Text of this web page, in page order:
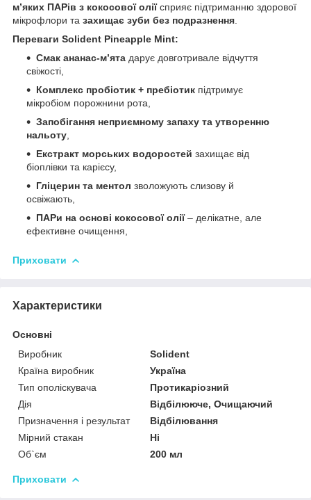
м’яких ПАРів з кокосової оліїсприяє підтриманню здорової
мікрофлори та захищає зуби без подразнення
Переваги Solident Pineapple Mint:
Смак ананас-м’ята дарує довготривале відчуття
свіжості,
Комплекс пробіотик + пребіотик підтримує
мікробіом порожнини рота,
Запобігання неприємному запаху та утворенню
нальоту
Екстракт морських водоростей захищає від
біоплівки та карієсу,
Гліцерин та ментол зволожують слизову й
освіжають,
ПАРи на основі кокосової олії– делікатне, але
ефективне очищення,
Приховати
Характеристики
Основні
Виробник
Solident
Країна виробник
Україна
Тип ополіскувача
Протикаріозний
Дія
Відбілююче, Очищаючий
Призначення і результат
Відбілювання
Мірний стакан
Ні
Об`єм
200 мл
Приховати